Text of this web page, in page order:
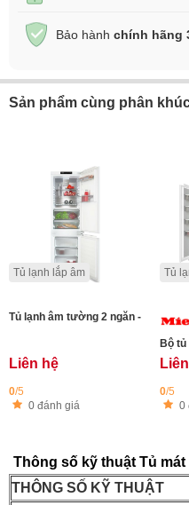
Bảo hành chính hãng
Sản phẩm cùng phân
Tủ lạnh lắp âm
Tủ lạnh âm tường 2 ngăn - ngăn đá
Liên hệ
0/5
0 đánh giá
Tủ
0/5
0
Thông số kỹ thuật Tủ mát
THÔNG SỐ KỸ THUẬT